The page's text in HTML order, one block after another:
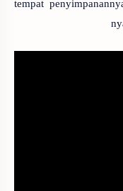
tempat